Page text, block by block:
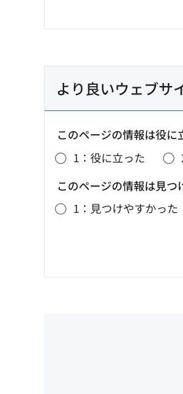
より良いウェブサ
このページの情報は役に
1：役に立った
このページの情報は見つ
1：見つけやすかった